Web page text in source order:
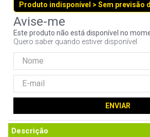
Produto indisponível > Sem previsão
Este produto não está disponível no
Quero saber quando estiver disponível
ENVIAR
Descrição
8º
controle
noctua
10º fractal